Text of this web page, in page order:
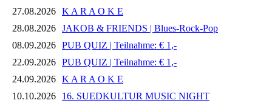
27.08.2026 K A R A O K E
28.08.2026 JAKOB & FRIENDS | Blues-Rock-Pop
08.09.2026 PUB QUIZ | Teilnahme: € 1,-
22.09.2026 PUB QUIZ | Teilnahme: € 1,-
24.09.2026 K A R A O K E
10.10.2026
16. SUEDKULTUR MUSIC NIGHT